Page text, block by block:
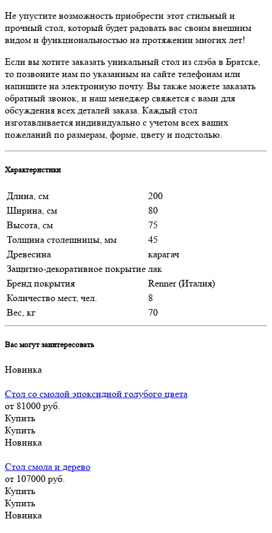
Не упустите возможность приобрести этот стильный и
прочный стол, который будет радовать вас своим внешним
видом и функциональностью на протяжении многих лет!
Если вы хотите заказать уникальный стол из слэба в Братске,
то позвоните нам по указанным на сайте телефонам или
напишите на электронную почту. Вы также можете заказать
обратный звонок, и наш менеджер свяжется с вами для
обсуждения всех деталей заказа. Каждый стол
изготавливается индивидуально с учетом всех ваших
пожеланий по размерам, форме, цвету и подстолью.
Характеристики
Длина, см
200
Ширина, см
80
Высота, см
75
Толщина столешницы, мм
45
Древесина
карагач
Защитно-декоративное покрытие лак
Бренд покрытия
Renner (Италия)
Количество мест, чел.
8
Вес, кг
70
Вас могут заинтересовать
Новинка
Стол со смолой эпоксидной голубого цвета
от 81000 руб.
Купить
Купить
Новинка
Стол смола и дерево
от 107000 руб.
Купить
Купить
Новинка